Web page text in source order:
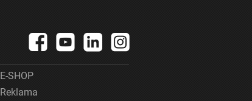
E-SHOP
Reklama